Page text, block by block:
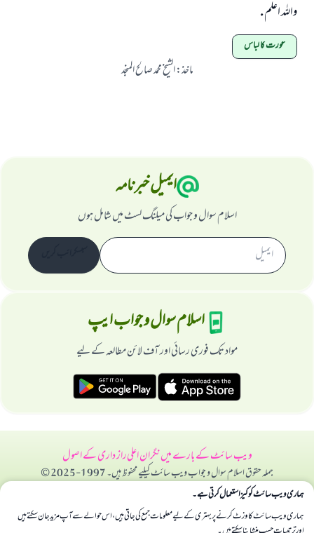
واللہ اعلم .
عورت کا لباس
ماخذ:الشیخ محمد صالح المنجد
ایمیل خبرنامہ
اسلام سوال و جواب کی میلنگ لسٹ میں شامل ہوں
اسلام سوال و جواب ایپ
مواد تک فوری رسائی اور آف لائن مطالعہ کے لیے
ویب سائٹ کے بارے میںنگران اعلیراز داری کے اصول
جملہ حقوق اسلام سوال و جواب ویب سائٹ کیلیے محفوظ ہیں۔ 1997-2025 ©
ہماری ویب سائٹ کوکیز استعمال کرتی ہے۔
ہماری ویب سائٹ کا وزٹ کرنے پر بہتری کے لیے معلومات جمع کی جاتی ہیں، اس حوالے سے آپ مزید جان سکتے ہیں